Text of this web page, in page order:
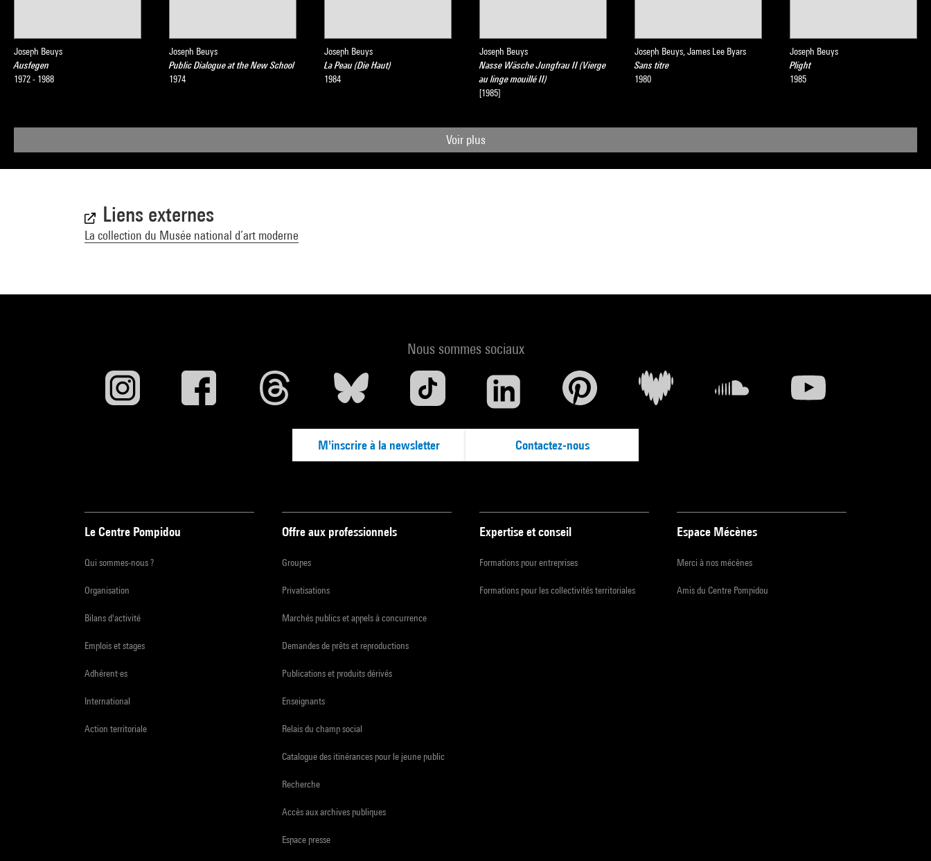
Joseph Beuys
Ausfegen
1972 - 1988
Joseph Beuys
Public Dialogue at the New School
1974
Joseph Beuys
La Peau (Die Haut)
1984
Joseph Beuys
Nasse Wäsche Jungfrau II (Vierge
au linge mouillé II)
[1985]
Joseph Beuys, James Lee Byars
Sans titre
1980
Joseph Beuys
Plight
1985
Voir plus
Liens externes
La collection du Musée national d’art moderne
Nous sommes sociaux
M'inscrire à la newsletter Contactez-nous
Le Centre Pompidou
Qui sommes-nous ?
Organisation
Bilans d'activité
Emplois et stages
Adhérent·es
International
Action territoriale
Offre aux professionnels
Groupes
Privatisations
Marchés publics et appels à concurrence
Demandes de prêts et reproductions
Publications et produits dérivés
Enseignants
Relais du champ social
Catalogue des itinérances pour le jeune public
Recherche
Accès aux archives publiques
Espace presse
Expertise et conseil
Formations pour entreprises
Formations pour les collectivités territoriales
Espace Mécènes
Merci à nos mécènes
Amis du Centre Pompidou